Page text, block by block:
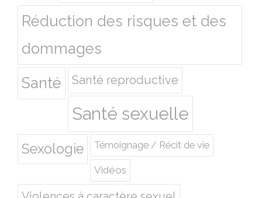
Réduction des risques et des
dommages
Santé
Santé reproductive
Santé sexuelle
Sexologie Témoignage / Récit de vie
Vidéos